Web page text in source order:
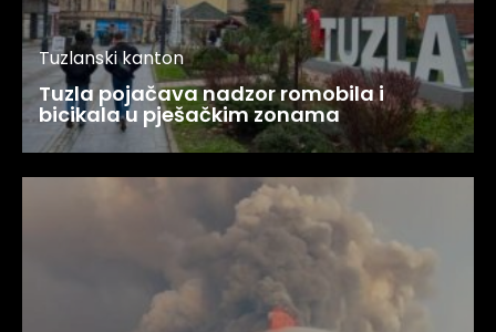
Tuzlanski kanton
Tuzla pojačava nadzor romobila i
bicikala u pješačkim zonama